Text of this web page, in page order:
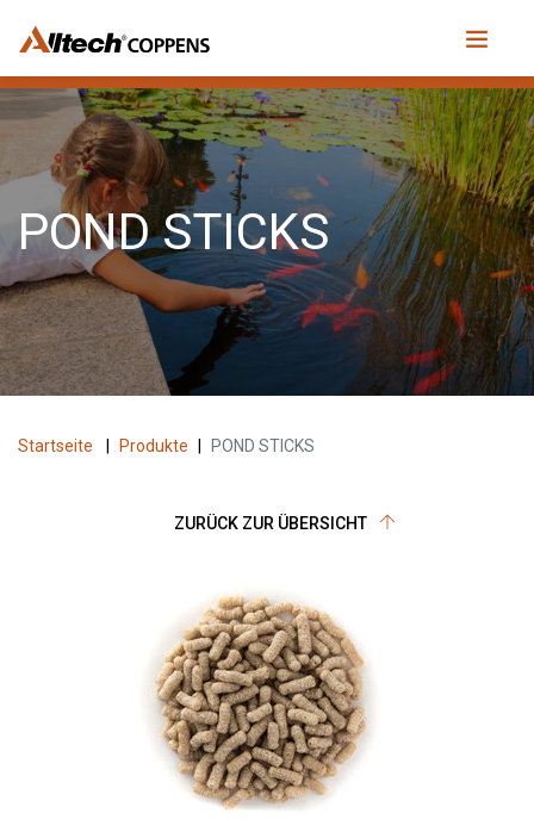
POND STICKS
Startseite Produkte POND STICKS
ZURÜCK ZUR ÜBERSICHT